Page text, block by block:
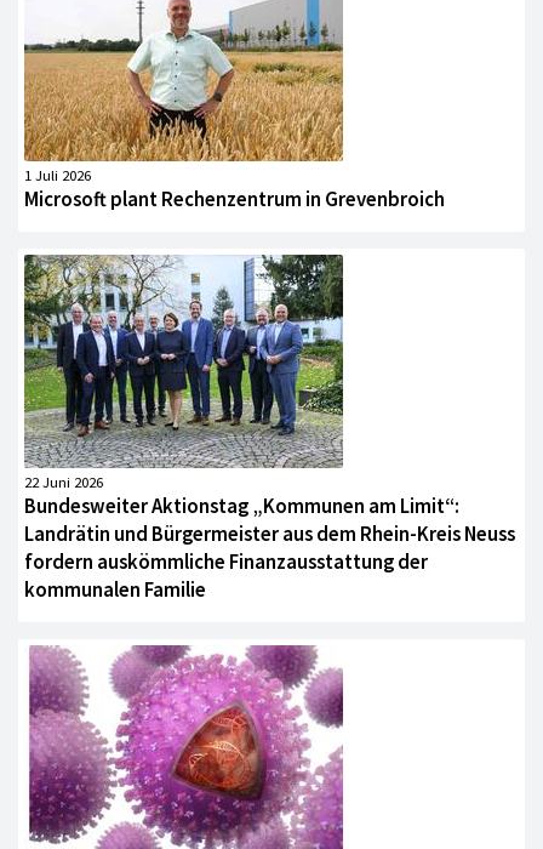
1 Juli 2026
Microsoft plant Rechenzentrum in Grevenbroich
22 Juni 2026
Bundesweiter Aktionstag „Kommunen am Limit“:
Landrätin und Bürgermeister aus dem Rhein-Kreis Neuss
fordern auskömmliche Finanzausstattung der
kommunalen Familie